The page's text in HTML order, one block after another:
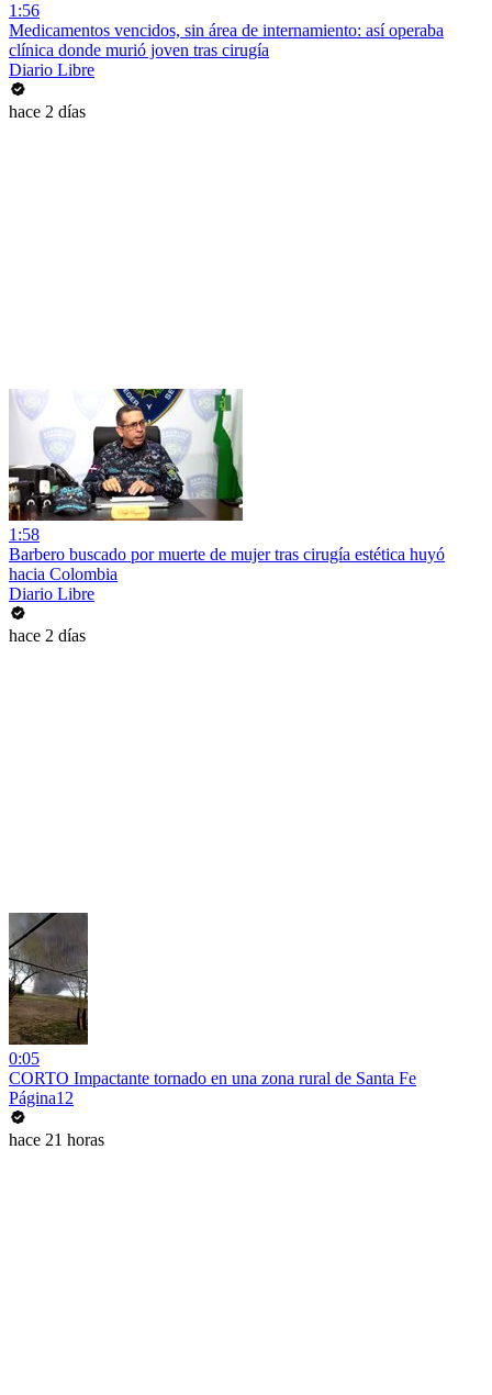
1:56
Medicamentos vencidos, sin área de internamiento: así operaba
clínica donde murió joven tras cirugía
Diario Libre
hace 2 días
1:58
Barbero buscado por muerte de mujer tras cirugía estética huyó
hacia Colombia
Diario Libre
hace 2 días
0:05
CORTO Impactante tornado en una zona rural de Santa Fe
Página12
hace 21 horas